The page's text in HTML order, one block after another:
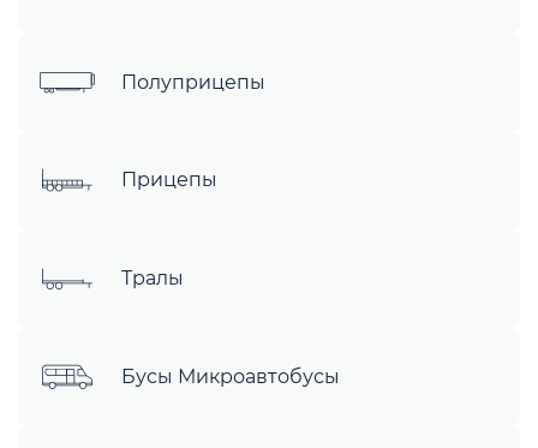
Полуприцепы
Прицепы
Тралы
Бусы Микроавтобусы